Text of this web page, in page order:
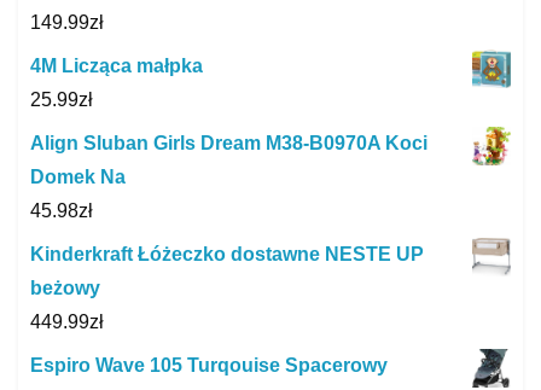
149.99zł
4M Licząca małpka
25.99zł
Align Sluban Girls Dream M38-B0970A Koci
Domek Na
45.98zł
Kinderkraft Łóżeczko dostawne NESTE UP
beżowy
449.99zł
Espiro Wave 105 Turqouise Spacerowy